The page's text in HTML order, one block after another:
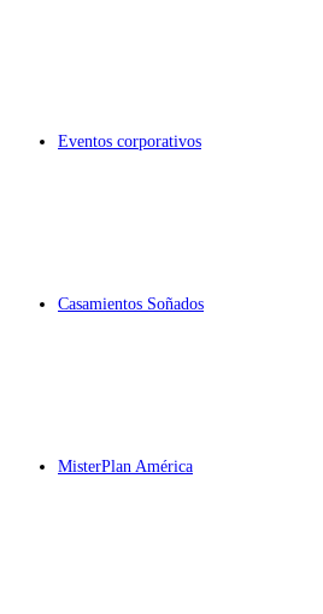
Eventos corporativos
Casamientos Soñados
MisterPlan América